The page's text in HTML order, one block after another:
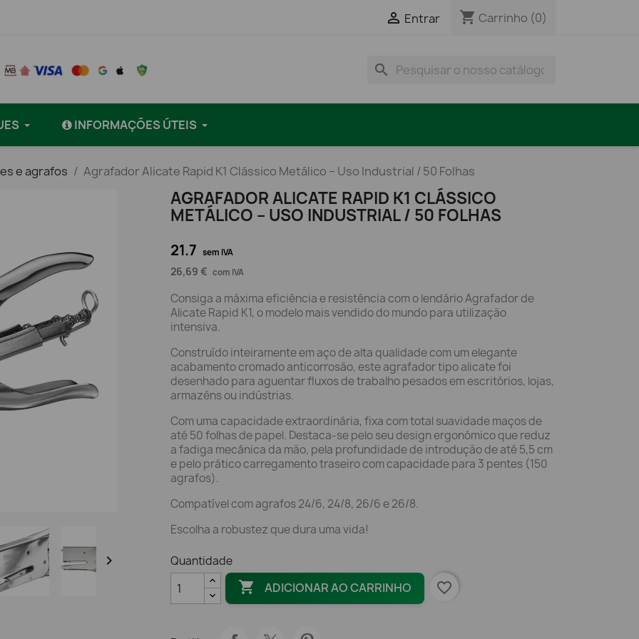
 Entrar shopping_cart Carrinho (0)
search
INFORMAÇÕES ÚTEIS
e agrafos Agrafador Alicate Rapid K1 Clássico Metálico – Uso Industrial / 50 Folhas

AGRAFADOR ALICATE RAPID K1 CLÁSSICO
METÁLICO – USO INDUSTRIAL / 50 FOLHAS
21.7 sem IVA
26,69 € com IVA
Consiga a máxima eficiência e resistência com o lendário Agrafador de
Alicate Rapid K1, o modelo mais vendido do mundo para utilização
intensiva.
Construído inteiramente em aço de alta qualidade com um elegante
acabamento cromado anticorrosão, este agrafador tipo alicate foi
desenhado para aguentar fluxos de trabalho pesados em escritórios, lojas,
armazéns ou indústrias.
Com uma capacidade extraordinária, fixa com total suavidade maços de
até 50 folhas de papel. Destaca-se pelo seu design ergonómico que reduz
a fadiga mecânica da mão, pela profundidade de introdução de até 5,5 cm
e pelo prático carregamento traseiro com capacidade para 3 pentes (150
agrafos).
Compatível com agrafos 24/6, 24/8, 26/6 e 26/8.
Escolha a robustez que dura uma vida!
Quantidade
 ADICIONAR AO CARRINHO favorite_border